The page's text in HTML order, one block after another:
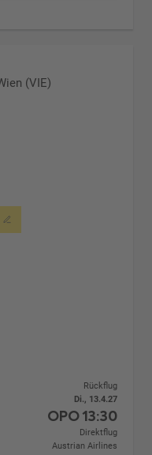
(VIE)
Rückflug
Di., 13.4.27
OPO13:30
Direktflug
Austrian Airlines